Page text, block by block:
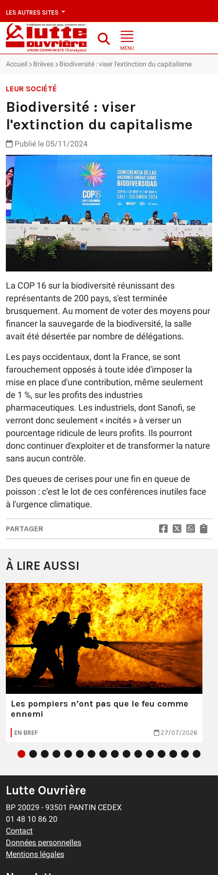
LES AUTRES SITES
MENU
Accueil Brèves Biodiversité : viser l'extinction du capitalisme
LEUR SOCIÉTÉ
Biodiversité : viser
l'extinction du capitalisme
Publié le 05/11/2024
La COP 16 sur la biodiversité réunissant des
représentants de 200 pays, s'est terminée
brusquement. Au moment de voter des moyens pour
financer la sauvegarde de la biodiversité, la salle
avait été désertée par nombre de délégations.
Les pays occidentaux, dont la France, se sont
farouchement opposés à toute idée d'imposer la
mise en place d'une contribution, même seulement
de 1 %, sur les profits des industries
pharmaceutiques. Les industriels, dont Sanofi, se
verront donc seulement « incités » à verser un
pourcentage ridicule de leurs profits. Ils pourront
donc continuer d'exploiter et de transformer la nature
sans aucun contrôle.
Des queues de cerises pour une fin en queue de
poisson : c’est le lot de ces conférences inutiles face
à l'urgence climatique.
PARTAGER
À LIRE AUSSI
Les pompiers n’ont pas que le feu comme
ennemi
EN BREF 27/07/2026
Lutte Ouvrière
BP 20029 - 93501 PANTIN CEDEX
01 48 10 86 20
Contact
Données personnelles
Mentions légales